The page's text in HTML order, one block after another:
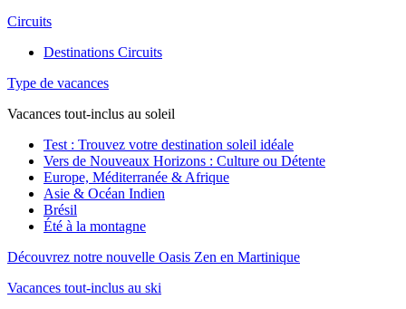
Circuits
Destinations Circuits
Type de vacances
Vacances tout-inclus au soleil
Test : Trouvez votre destination soleil idéale
Vers de Nouveaux Horizons : Culture ou Détente
Europe, Méditerranée & Afrique
Asie & Océan Indien
Brésil
Été à la montagne
Découvrez notre nouvelle Oasis Zen en Martinique
Vacances tout-inclus au ski